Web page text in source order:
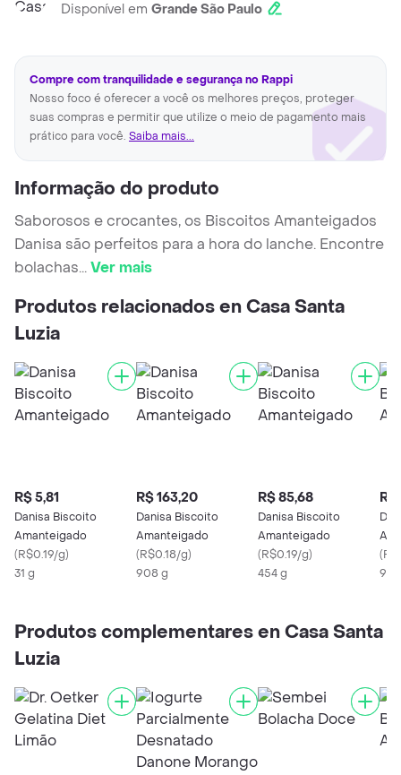
Disponível em Grande São Paulo
Compre com tranquilidade e segurança no Rappi
Nosso foco é oferecer a você os melhores preços, proteger
suas compras e permitir que utilize o meio de pagamento mais
prático para você. Saiba mais...
Informação do produto
Saborosos e crocantes, os Biscoitos Amanteigados
Danisa são perfeitos para a hora do lanche. Encontre
bolachas...Ver mais
Produtos relacionados en Casa Santa
Luzia
R$ 5,81
Danisa Biscoito
Amanteigado
(R$0.19/g)
31 g
R$ 163,20
Danisa Biscoito
Amanteigado
(R$0.18/g)
908 g
R$ 85,68
Danisa Biscoito
Amanteigado
(R$0.19/g)
454 g
R$
(
90
Produtos complementares en Casa Santa
Luzia